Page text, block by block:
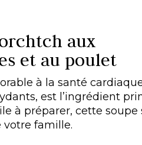
aux
et au poulet
à la santé
est l’ingrédient
à préparer, cette soupe
votre famille.